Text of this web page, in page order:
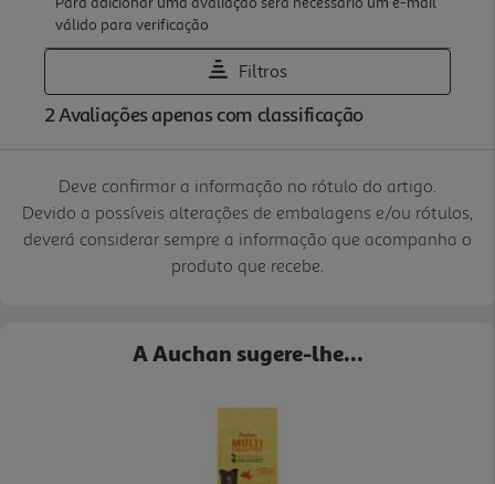
Deve confirmar a informação no rótulo do artigo.
Devido a possíveis alterações de embalagens e/ou rótulos,
deverá considerar sempre a informação que acompanha o
produto que recebe.
A Auchan sugere-lhe...